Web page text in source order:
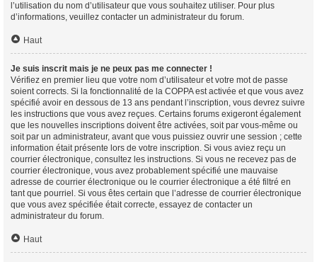
l’utilisation du nom d’utilisateur que vous souhaitez utiliser. Pour plus
d’informations, veuillez contacter un administrateur du forum.
Haut
Je suis inscrit mais je ne peux pas me connecter !
Vérifiez en premier lieu que votre nom d’utilisateur et votre mot de passe
soient corrects. Si la fonctionnalité de la COPPA est activée et que vous avez
spécifié avoir en dessous de 13 ans pendant l’inscription, vous devrez suivre
les instructions que vous avez reçues. Certains forums exigeront également
que les nouvelles inscriptions doivent être activées, soit par vous-même ou
soit par un administrateur, avant que vous puissiez ouvrir une session ; cette
information était présente lors de votre inscription. Si vous aviez reçu un
courrier électronique, consultez les instructions. Si vous ne recevez pas de
courrier électronique, vous avez probablement spécifié une mauvaise
adresse de courrier électronique ou le courrier électronique a été filtré en
tant que pourriel. Si vous êtes certain que l’adresse de courrier électronique
que vous avez spécifiée était correcte, essayez de contacter un
administrateur du forum.
Haut